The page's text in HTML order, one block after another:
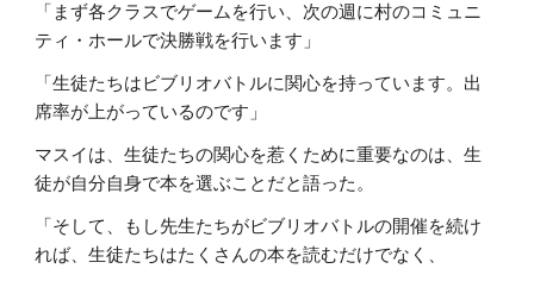
「まず各クラスでゲームを行い、次の週に村のコミュニ
ティ・ホールで決勝戦を行います」
「生徒たちはビブリオバトルに関心を持っています。出
席率が上がっているのです」
マスイは、生徒たちの関心を惹くために重要なのは、生
徒が自分自身で本を選ぶことだと語った。
「そして、もし先生たちがビブリオバトルの開催を続け
れば、生徒たちはたくさんの本を読むだけでなく、